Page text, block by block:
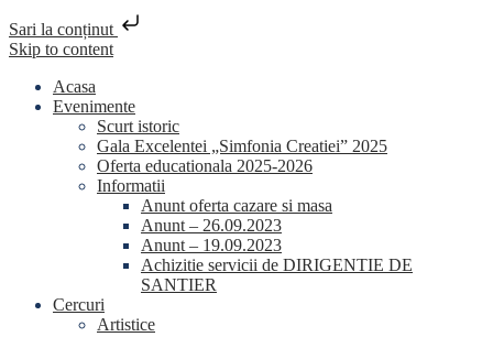
Sari la conținut
Skip to content
Acasa
Evenimente
Scurt istoric
Gala Excelentei „Simfonia Creatiei” 2025
Oferta educationala 2025-2026
Informatii
Anunt oferta cazare si masa
Anunt – 26.09.2023
Anunt – 19.09.2023
Achizitie servicii de DIRIGENTIE DE
SANTIER
Cercuri
Artistice